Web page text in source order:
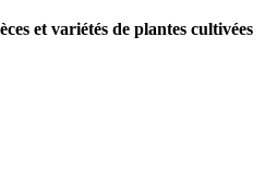
et variétés de plantes cultivées